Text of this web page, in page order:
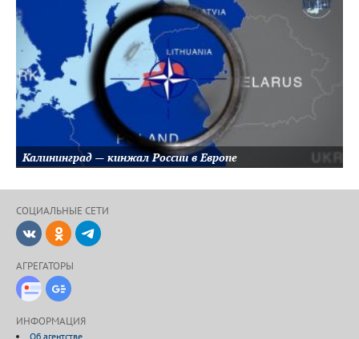
Калининград — кинжал России в Европе
СОЦИАЛЬНЫЕ CЕТИ
ВКонтактеОдноклассники
АГРЕГАТОРЫ
Новости Дзен
ИНФОРМАЦИЯ
Об агентстве